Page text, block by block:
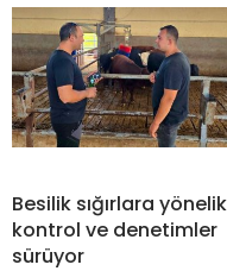
Besilik sığırlara yönelik
kontrol ve denetimler
sürüyor